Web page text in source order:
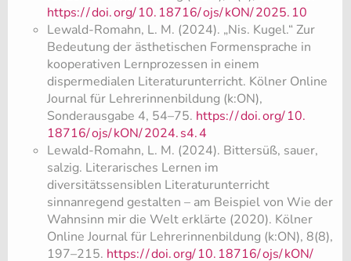
https://doi.org/10. 18716/ojs/kON/2025. 10
Lewald-Romahn, L. M. (2024). „Nis. Kugel.“ Zur
Bedeutung der ästhetischen Formensprache in
kooperativen Lernprozessen in einem
dispermedialen Literaturunterricht. Kölner Online
Journal für Lehrerinnenbildung (k:ON),
Sonderausgabe 4, 54–75. https://doi.org/10.
18716/ojs/kON/2024.s4.4
Lewald-Romahn, L. M. (2024). Bittersüß, sauer,
salzig. Literarisches Lernen im
diversitätssensiblen Literaturunterricht
sinnanregend gestalten – am Beispiel von Wie der
Wahnsinn mir die Welt erklärte (2020). Kölner
Online Journal für Lehrerinnenbildung (k:ON), 8(8),
197–215. https://doi.org/10. 18716/ojs/kON/